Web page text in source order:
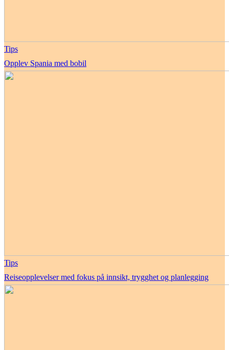
Tips
Opplev Spania med bobil
Tips
Reiseopplevelser med fokus på innsikt, trygghet og planlegging